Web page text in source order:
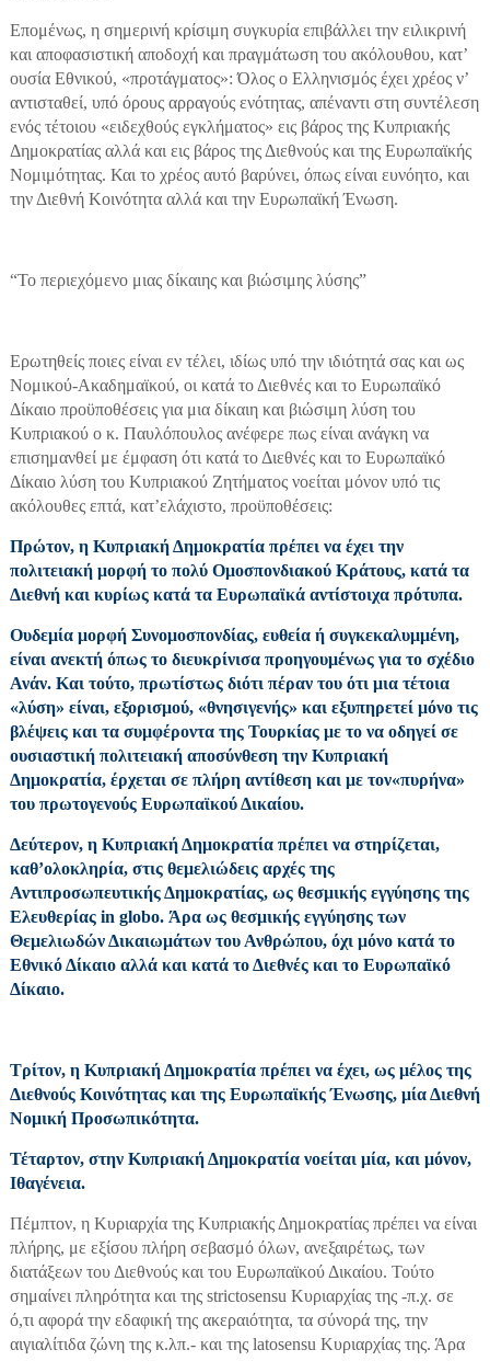
Επομένως, η σημερινή κρίσιμη συγκυρία επιβάλλει την ειλικρινή
και αποφασιστική αποδοχή και πραγμάτωση του ακόλουθου, κατ’
ουσία Εθνικού, «προτάγματος»: Όλος ο Ελληνισμός έχει χρέος ν’
αντισταθεί, υπό όρους αρραγούς ενότητας, απέναντι στη συντέλεση
ενός τέτοιου «ειδεχθούς εγκλήματος» εις βάρος της Κυπριακής
Δημοκρατίας αλλά και εις βάρος της Διεθνούς και της Ευρωπαϊκής
Νομιμότητας. Και το χρέος αυτό βαρύνει, όπως είναι ευνόητο, και
την Διεθνή Κοινότητα αλλά και την Ευρωπαϊκή Ένωση.
“Το περιεχόμενο μιας δίκαιης και βιώσιμης λύσης”
Ερωτηθείς ποιες είναι εν τέλει, ιδίως υπό την ιδιότητά σας και ως
Νομικού-Ακαδημαϊκού, οι κατά το Διεθνές και το Ευρωπαϊκό
Δίκαιο προϋποθέσεις για μια δίκαιη και βιώσιμη λύση του
Κυπριακού ο κ. Παυλόπουλος ανέφερε πως είναι ανάγκη να
επισημανθεί με έμφαση ότι κατά το Διεθνές και το Ευρωπαϊκό
Δίκαιο λύση του Κυπριακού Ζητήματος νοείται μόνον υπό τις
ακόλουθες επτά, κατ’ελάχιστο, προϋποθέσεις:
Πρώτον, η Κυπριακή Δημοκρατία πρέπει να έχει την
πολιτειακή μορφή το πολύ Ομοσπονδιακού Κράτους, κατά τα
Διεθνή και κυρίως κατά τα Ευρωπαϊκά αντίστοιχα πρότυπα.
Ουδεμία μορφή Συνομοσπονδίας, ευθεία ή συγκεκαλυμμένη,
είναι ανεκτή όπως το διευκρίνισα προηγουμένως για το σχέδιο
Ανάν. Και τούτο, πρωτίστως διότι πέραν του ότι μια τέτοια
«λύση» είναι, εξορισμού, «θνησιγενής» και εξυπηρετεί μόνο τις
βλέψεις και τα συμφέροντα της Τουρκίας με το να οδηγεί σε
ουσιαστική πολιτειακή αποσύνθεση την Κυπριακή
Δημοκρατία, έρχεται σε πλήρη αντίθεση και με τον«πυρήνα»
του πρωτογενούς Ευρωπαϊκού Δικαίου.
Δεύτερον, η Κυπριακή Δημοκρατία πρέπει να στηρίζεται,
καθ’ολοκληρία, στις θεμελιώδεις αρχές της
Αντιπροσωπευτικής Δημοκρατίας, ως θεσμικής εγγύησης της
Ελευθερίας in globo. Άρα ως θεσμικής εγγύησης των
Θεμελιωδών Δικαιωμάτων του Ανθρώπου, όχι μόνο κατά το
Εθνικό Δίκαιο αλλά και κατά το Διεθνές και το Ευρωπαϊκό
Δίκαιο.
Τρίτον, η Κυπριακή Δημοκρατία πρέπει να έχει, ως μέλος της
Διεθνούς Κοινότητας και της Ευρωπαϊκής Ένωσης, μία Διεθνή
Νομική Προσωπικότητα.
Τέταρτον, στην Κυπριακή Δημοκρατία νοείται μία, και μόνον,
Ιθαγένεια.
Πέμπτον, η Κυριαρχία της Κυπριακής Δημοκρατίας πρέπει να είναι
πλήρης, με εξίσου πλήρη σεβασμό όλων, ανεξαιρέτως, των
διατάξεων του Διεθνούς και του Ευρωπαϊκού Δικαίου. Τούτο
σημαίνει πληρότητα και της strictosensu Κυριαρχίας της -π.χ. σε
ό,τι αφορά την εδαφική της ακεραιότητα, τα σύνορά της, την
αιγιαλίτιδα ζώνη της κ.λπ.- και της latosensu Κυριαρχίας της. Άρα